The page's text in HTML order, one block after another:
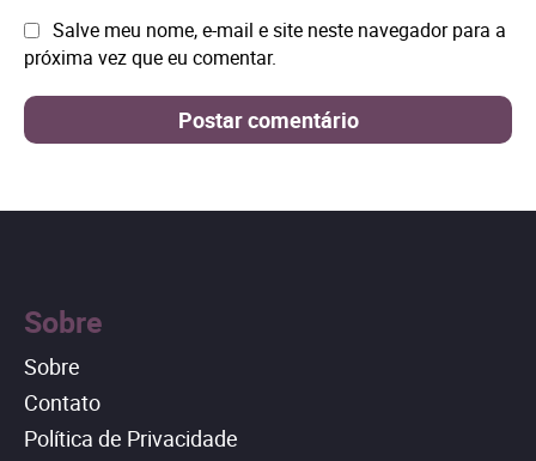
Site: Salve meu nome, e-mail e site neste navegador para a
próxima vez que eu comentar.
Sobre
Sobre
Contato
Política de Privacidade